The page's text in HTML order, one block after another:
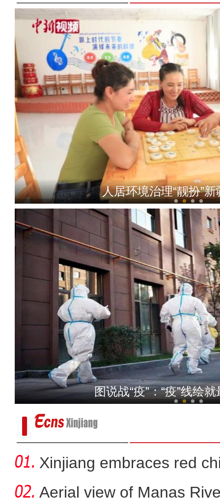
人居环境治理“靓扮”
乌鲁木齐市静态管理期间 优
图说战“疫”：“疫”线绘
Xinjiang embraces red
Aerial view of Manas